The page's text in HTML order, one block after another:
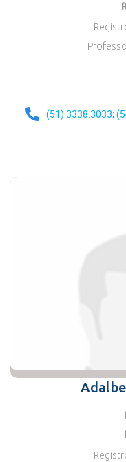
(51) 3338.3033;